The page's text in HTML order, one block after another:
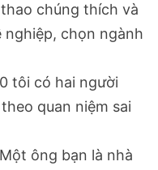
chúng thích và
chọn ngành
tôi có hai người
quan niệm sai
ông bạn là nhà